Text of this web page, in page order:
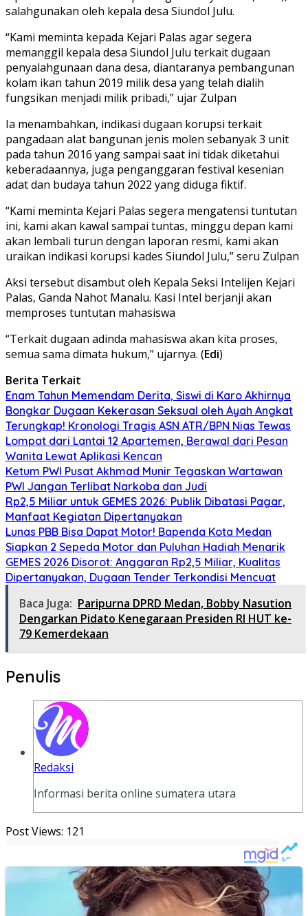
salahgunakan oleh kepala desa Siundol Julu.
“Kami meminta kepada Kejari Palas agar segera
memanggil kepala desa Siundol Julu terkait dugaan
penyalahgunaan dana desa, diantaranya pembangunan
kolam ikan tahun 2019 milik desa yang telah dialih
fungsikan menjadi milik pribadi,” ujar Zulpan
Ia menambahkan, indikasi dugaan korupsi terkait
pangadaan alat bangunan jenis molen sebanyak 3 unit
pada tahun 2016 yang sampai saat ini tidak diketahui
keberadaannya, juga penganggaran festival kesenian
adat dan budaya tahun 2022 yang diduga fiktif.
“Kami meminta Kejari Palas segera mengatensi tuntutan
ini, kami akan kawal sampai tuntas, minggu depan kami
akan lembali turun dengan laporan resmi, kami akan
uraikan indikasi korupsi kades Siundol Julu,” seru Zulpan
Aksi tersebut disambut oleh Kepala Seksi Intelijen Kejari
Palas, Ganda Nahot Manalu. Kasi Intel berjanji akan
memproses tuntutan mahasiswa
“Terkait dugaan adinda mahasiswa akan kita proses,
semua sama dimata hukum,” ujarnya. (Edi)
Berita Terkait
Enam Tahun Memendam Derita, Siswi di Karo Akhirnya
Bongkar Dugaan Kekerasan Seksual oleh Ayah Angkat
Terungkap! Kronologi Tragis ASN ATR/BPN Nias Tewas
Lompat dari Lantai 12 Apartemen, Berawal dari Pesan
Wanita Lewat Aplikasi Kencan
Ketum PWI Pusat Akhmad Munir Tegaskan Wartawan
PWI Jangan Terlibat Narkoba dan Judi
Rp2,5 Miliar untuk GEMES 2026: Publik Dibatasi Pagar,
Manfaat Kegiatan Dipertanyakan
Lunas PBB Bisa Dapat Motor! Bapenda Kota Medan
Siapkan 2 Sepeda Motor dan Puluhan Hadiah Menarik
GEMES 2026 Disorot: Anggaran Rp2,5 Miliar, Kualitas
Dipertanyakan, Dugaan Tender Terkondisi Mencuat
Baca Juga: Paripurna DPRD Medan, Bobby Nasution
Dengarkan Pidato Kenegaraan Presiden RI HUT ke-
79 Kemerdekaan
Penulis
Redaksi
Informasi berita online sumatera utara
Post Views: 121